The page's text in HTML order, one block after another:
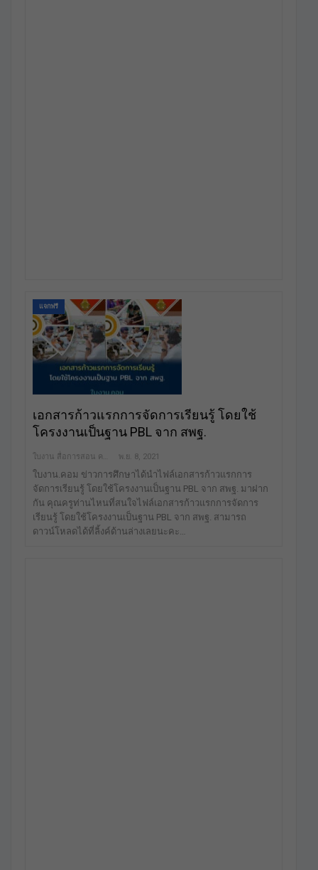
แจกฟรี
เอกสารก้าวแรกการจัดการเรียนรู้ โดยใช้
โครงงานเป็นฐาน PBL จาก สพฐ.
พ.ย. 8, 2021
ใบงาน.คอม ข่าวการศึกษาได้นำไฟล์เอกสารก้าวแรกการ
จัดการเรียนรู้ โดยใช้โครงงานเป็นฐาน PBL จาก สพฐ. มาฝาก
กัน คุณครูท่านไหนที่สนใจไฟล์เอกสารก้าวแรกการจัดการ
เรียนรู้ โดยใช้โครงงานเป็นฐาน PBL จาก สพฐ. สามารถ
ดาวน์โหลดได้ที่ลิ้งค์ด้านล่างเลยนะคะ…